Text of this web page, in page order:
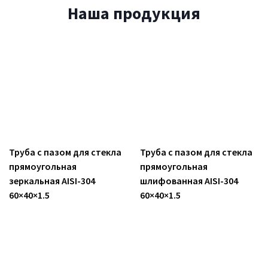
Наша продукция
Труба с пазом для стекла
прямоугольная
зеркальная AISI-304
60×40×1.5
Труба с пазом для стекла
прямоугольная
шлифованная AISI-304
60×40×1.5